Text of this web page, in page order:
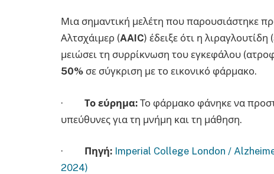
Μια σημαντική μελέτη που παρουσιάστηκε
Αλτσχάιμερ (AAIC) έδειξε ότι η
μειώσει τη συρρίκνωση του εγκεφάλου
50% σε σύγκριση με το εικονικό φάρμακο.
· Το εύρημα: Το φάρμακο φάνηκε να
υπεύθυνες για τη μνήμη και τη μάθηση.
· Πηγή: Imperial College London /
2024)